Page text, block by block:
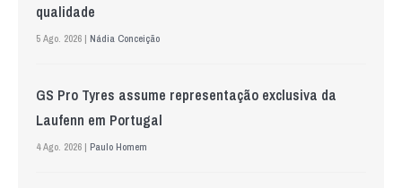
qualidade
5 Ago. 2026 | Nádia Conceição
GS Pro Tyres assume representação exclusiva da
Laufenn em Portugal
4 Ago. 2026 | Paulo Homem